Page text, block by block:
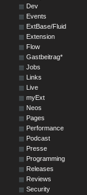
Dev
Events
ExtBase/Fluid
Extension
Flow
Gastbeitrag*
Jobs
Links
Live
myExt
Neos
Pages
Performance
Podcast
Presse
Programming
Releases
Reviews
Security